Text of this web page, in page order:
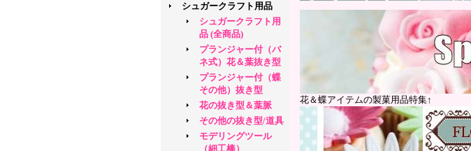
シュガークラフト用品
シュガークラフト用
品 (全商品)
プランジャー付（バ
ネ式）花＆葉抜き型
プランジャー付（蝶
その他）抜き型
花の抜き型＆葉脈
その他の抜き型/道具
モデリングツール
（細工棒）
花＆蝶アイテムの製菓用品特集↑